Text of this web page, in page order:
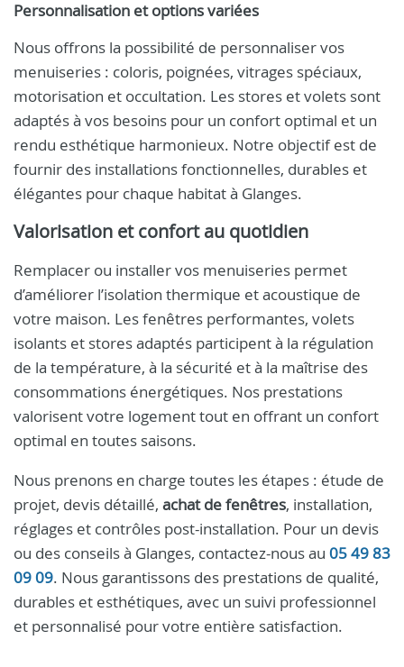
Personnalisation et options variées
Nous offrons la possibilité de personnaliser vos
menuiseries : coloris, poignées, vitrages spéciaux,
motorisation et occultation. Les stores et volets sont
adaptés à vos besoins pour un confort optimal et un
rendu esthétique harmonieux. Notre objectif est de
fournir des installations fonctionnelles, durables et
élégantes pour chaque habitat à Glanges.
Valorisation et confort au quotidien
Remplacer ou installer vos menuiseries permet
d’améliorer l’isolation thermique et acoustique de
votre maison. Les fenêtres performantes, volets
isolants et stores adaptés participent à la régulation
de la température, à la sécurité et à la maîtrise des
consommations énergétiques. Nos prestations
valorisent votre logement tout en offrant un confort
optimal en toutes saisons.
Nous prenons en charge toutes les étapes : étude de
projet, devis détaillé, achat de fenêtres, installation,
réglages et contrôles post-installation. Pour un devis
ou des conseils à Glanges, contactez-nous au 05 49 83
09 09. Nous garantissons des prestations de qualité,
durables et esthétiques, avec un suivi professionnel
et personnalisé pour votre entière satisfaction.